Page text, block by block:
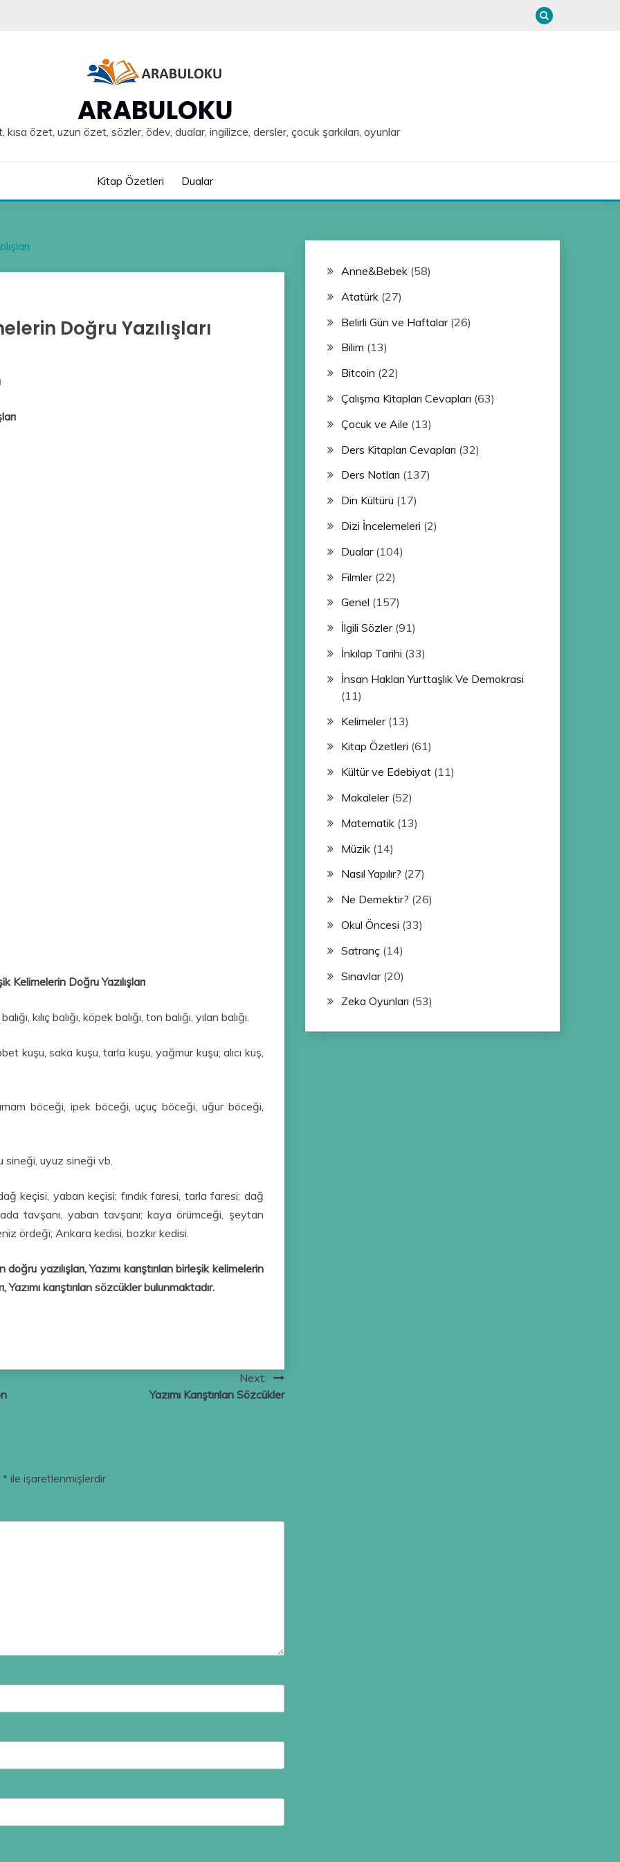
ARABULOKU
özet, uzun özet, sözler, ödev, dualar, ingilizce, dersler, çocuk şarkıları, oyunlar
Kitap Özetleri Dualar
Doğru Yazılışları
Kelimelerin Doğru Yazılışları
kılıç balığı, köpek balığı, ton balığı, yılan balığı.
kuşu, saka kuşu, tarla kuşu, yağmur kuşu; alıcı kuş,
böceği, ipek böceği, uçuç böceği, uğur böceği,
sineği, uyuz sineği vb.
keçisi, yaban keçisi; fındık faresi, tarla faresi; dağ
tavşanı, yaban tav­şanı; kaya örümceği, şeytan
ördeği; Ankara kedisi, bozkır kedisi.
yazılışları, Yazımı karıştırılan birleşik kelimelerin
Yazımı karıştırılan sözcükler bulunmaktadır.
Next:
Yazımı Karıştırılan Sözcükler
* ile işaretlenmişlerdir
Anne&Bebek(58)
Atatürk(27)
Belirli Gün ve Haftalar(26)
Bilim (13)
Bitcoin (22)
Çalışma Kitapları Cevapları (63)
Çocuk ve Aile (13)
Ders Kitapları Cevapları (32)
Ders Notları (137)
Din Kültürü (17)
Dizi İncelemeleri (2)
Dualar(104)
Filmler(22)
Genel (157)
İlgili Sözler(91)
İnkılap Tarihi (33)
İnsan Hakları Yurttaşlık Ve Demokrasi
(11)
Kelimeler(13)
Kitap Özetleri (61)
Kültür ve Edebiyat(11)
Makaleler(52)
Matematik(13)
Müzik(14)
Nasıl Yapılır? (27)
Ne Demektir? (26)
Okul Öncesi (33)
Satranç(14)
Sınavlar(20)
Zeka Oyunları (53)